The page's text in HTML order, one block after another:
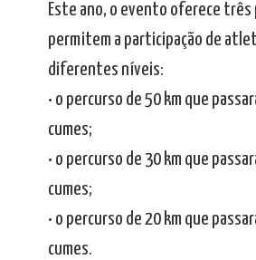
Este ano, o evento oferece três
permitem a participação de
diferentes níveis:
• o percurso de 50 km que
cumes;
• o percurso de 30 km que
cumes;
• o percurso de 20 km que
cumes.